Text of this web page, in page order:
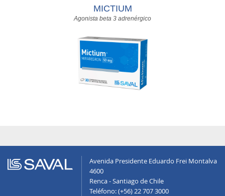
MICTIUM
Agonista beta 3 adrenérgico
Avenida Presidente Eduardo Frei Montalva
4600
Renca - Santiago de Chile
Teléfono: (+56) 22 707 3000